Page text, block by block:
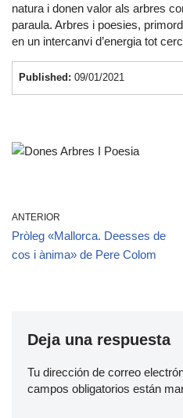
natura i donen valor als arbres
paraula. Arbres i poesies,
en un intercanvi d’energia tot
Published: 09/01/2021
ANTERIOR
Pròleg «Mallorca. Deesses de
cos i ànima» de Pere Colom
Deja una respuesta
Tu dirección de correo
campos obligatorios están